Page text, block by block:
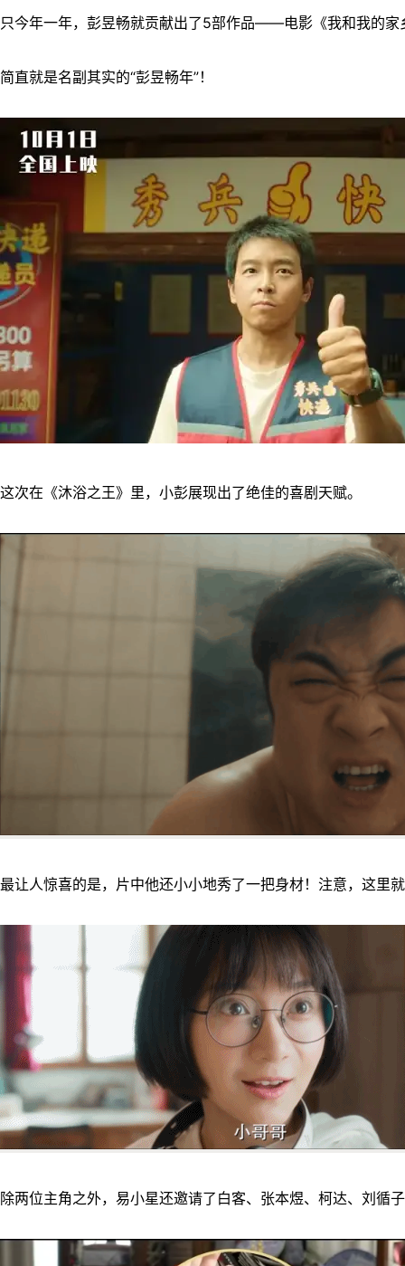
只今年一年，彭昱畅就贡献出了5部作品——电影《我和我的
简直就是名副其实的“彭昱畅年”！
这次在《沐浴之王》里，小彭展现出了绝佳的喜剧天赋。
最让人惊喜的是，片中他还小小地秀了一把身材！注意，这里
除两位主角之外，易小星还邀请了白客、张本煜、柯达、刘循